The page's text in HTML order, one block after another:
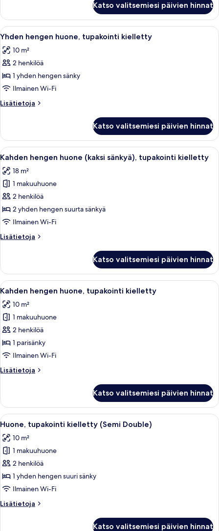
Non-
smoking
kuvat
Non-
smoking
Double
smoking
Katso valitsemiesi päivien hinnat
Avaa
kaikki
huonetyypin
Yhden
hengen
huone,
tupakointi
kielletty
Hotellihuone, jossa on sänky,
14
Yhden hengen huone, tupakointi kielletty
10 m²
2 henkilöä
1 yhden hengen sänky
Ilmainen Wi-Fi
Lisätietoja
Lisätietoja
huone,
tupakointi
kielletty
Katso valitsemiesi päivien hinnat
Avaa
kaikki
huonetyypin
Kahden
hengen
huone
(kaksi
tupakointi
Kahden hengen huone (kaksi
14
Kahden hengen huone (kaksi sänkyä), tupakointi kielletty
18 m²
1 makuuhuone
2 henkilöä
2 yhden hengen suurta sänkyä
Ilmainen Wi-Fi
Lisätietoja
Lisätietoja
huone
(kaksi
sänkyä),
kielletty
Katso valitsemiesi päivien hinnat
Avaa
kaikki
huonetyypin
Kahden
hengen
huone,
tupakointi
kuvat
Ylelliset vuodevaatteet,
14
Kahden hengen huone, tupakointi kielletty
10 m²
1 makuuhuone
2 henkilöä
1 parisänky
Ilmainen Wi-Fi
Lisätietoja
Lisätietoja
huone,
tupakointi
kielletty
Katso valitsemiesi päivien hinnat
Avaa
kaikki
huonetyypin
Huone,
tupakointi
kielletty
(Semi
kuvat
Ylelliset vuodevaatteet,
14
Huone, tupakointi kielletty (Semi Double)
10 m²
1 makuuhuone
2 henkilöä
1 yhden hengen suuri sänky
Ilmainen Wi-Fi
Lisätietoja
Lisätietoja
Katso valitsemiesi päivien hinnat